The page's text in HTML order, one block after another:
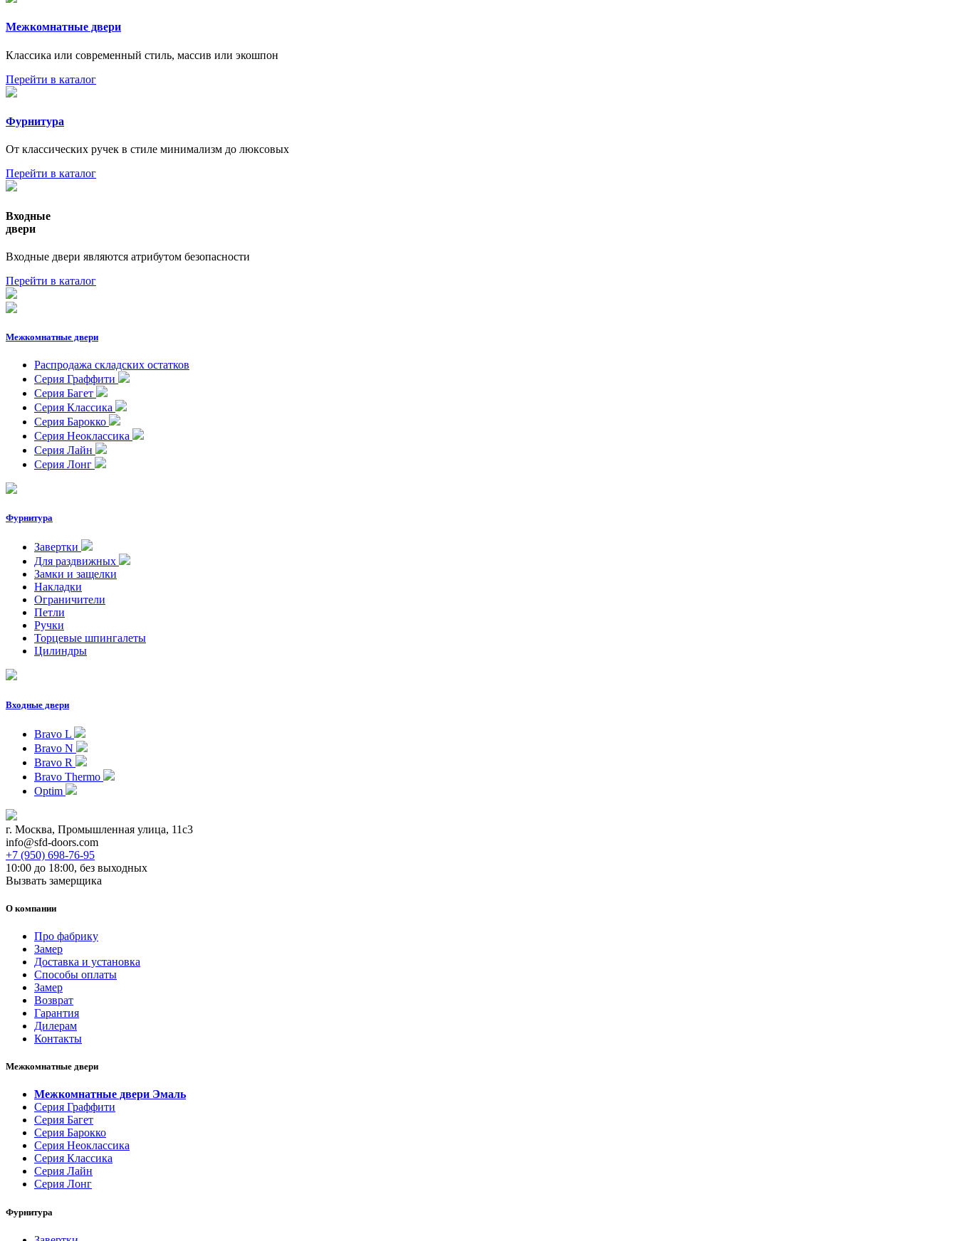
Межкомнатные двери
Классика или современный стиль, массив или экошпон
Перейти в каталог
Фурнитура
От классических ручек в стиле минимализм до люксовых
Перейти в каталог
Входные
двери
Входные двери являются атрибутом безопасности
Перейти в каталог
Межкомнатные двери
Распродажа складских остатков
Серия Граффити
Серия Багет
Серия Классика
Серия Барокко
Серия Неоклассика
Серия Лайн
Серия Лонг
Фурнитура
Завертки
Для раздвижных
Замки и защелки
Накладки
Ограничители
Петли
Ручки
Торцевые шпингалеты
Цилиндры
Входные двери
Bravo L
Bravo N
Bravo R
Bravo Thermo
Optim
г. Москва, Промышленная улица, 11с3
info@sfd-doors.com
+7 (950) 698-76-95
10:00 до 18:00, без выходных
Вызвать замерщика
О компании
Про фабрику
Замер
Доставка и установка
Способы оплаты
Замер
Возврат
Гарантия
Дилерам
Контакты
Межкомнатные двери
Межкомнатные двери Эмаль
Серия Граффити
Серия Багет
Серия Барокко
Серия Неоклассика
Серия Классика
Серия Лайн
Серия Лонг
Фурнитура